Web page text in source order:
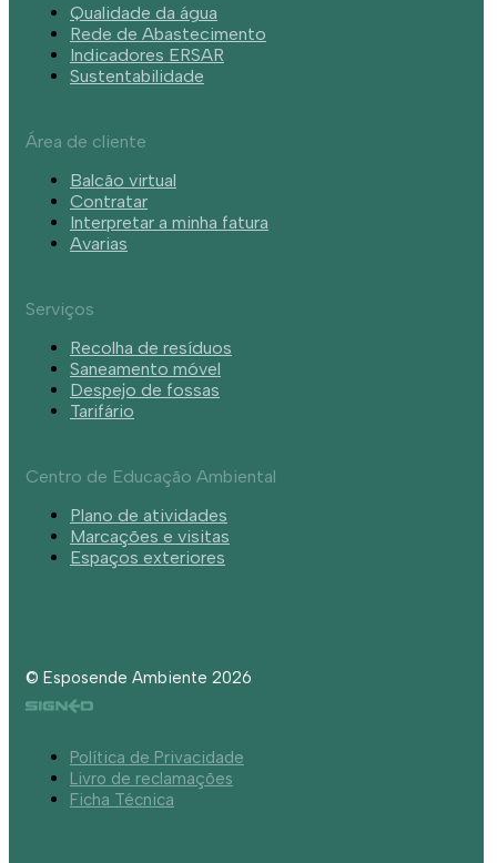
Qualidade da água
Rede de Abastecimento
Indicadores ERSAR
Sustentabilidade
Área de cliente
Balcão virtual
Contratar
Interpretar a minha fatura
Avarias
Serviços
Recolha de resíduos
Saneamento móvel
Despejo de fossas
Tarifário
Centro de Educação Ambiental
Plano de atividades
Marcações e visitas
Espaços exteriores
© Esposende Ambiente 2026
Política de Privacidade
Livro de reclamações
Ficha Técnica